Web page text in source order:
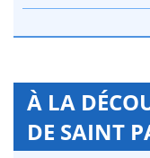
À LA
DE SAINT